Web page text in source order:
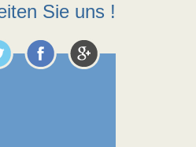
Sie uns !